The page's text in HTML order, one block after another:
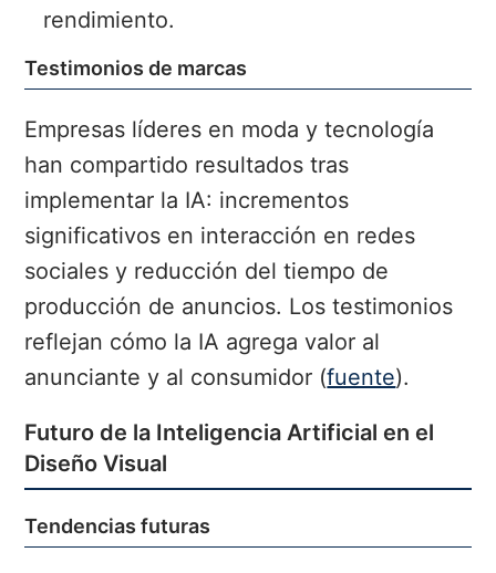
rendimiento.
Testimonios de marcas
Empresas líderes en moda y tecnología
han compartido resultados tras
implementar la IA: incrementos
significativos en interacción en redes
sociales y reducción del tiempo de
producción de anuncios. Los testimonios
reflejan cómo la IA agrega valor al
anunciante y al consumidor (fuente).
Futuro de la Inteligencia Artificial en el
Diseño Visual
Tendencias futuras